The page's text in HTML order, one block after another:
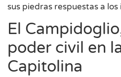
sus piedras respuestas a
El
poder civil en
Capitolina